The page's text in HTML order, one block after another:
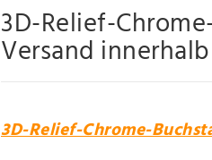
3D-Relief-
Versand
3D-Relief-Chrome-